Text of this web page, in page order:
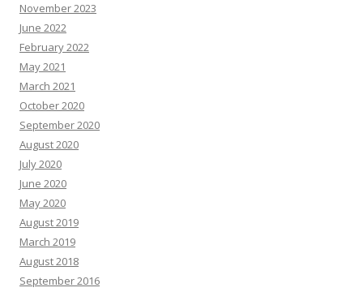
November 2023
June 2022
February 2022
May 2021
March 2021
October 2020
September 2020
August 2020
July 2020
June 2020
May 2020
August 2019
March 2019
August 2018
September 2016